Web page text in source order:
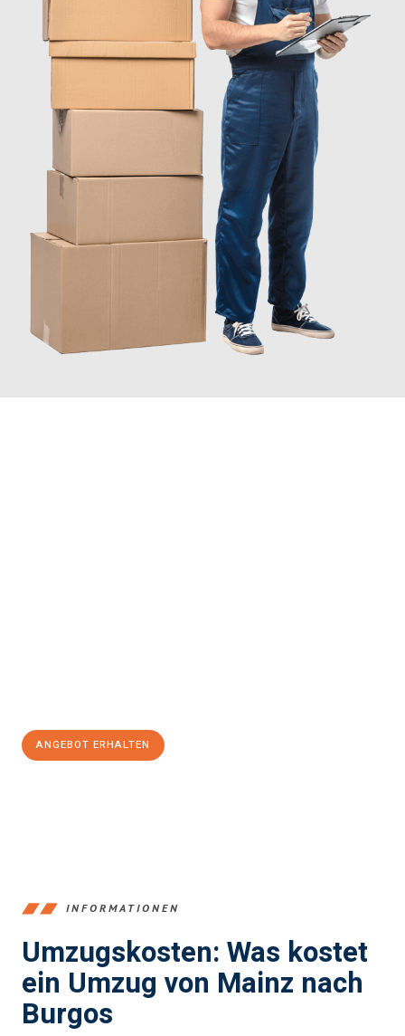
ANGEBOT ERHALTEN
INFORMATIONEN
Umzugskosten: Was kostet
ein Umzug von Mainz nach
Burgos